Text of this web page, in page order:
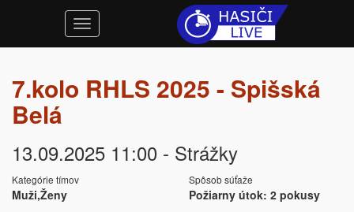
7.kolo RHLS 2025 - Spišská
Belá
13.09.2025 11:00 - Strážky
Kategórie tímov
Muži,Ženy
Spôsob súťaže
Požiarny útok: 2 pokusy